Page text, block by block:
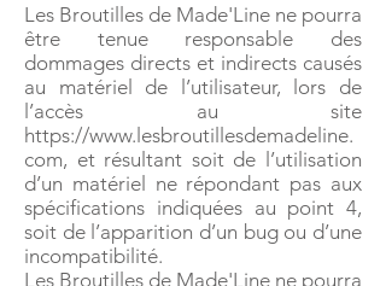
Les Broutilles de Made'Line ne pourra
être tenue responsable des
dommages directs et indirects causés
au matériel de l’utilisateur, lors de
l’accès au site
https://www.lesbroutillesdemadeline.
com, et résultant soit de l’utilisation
d’un matériel ne répondant pas aux
spécifications indiquées au point 4,
soit de l’apparition d’un bug ou d’une
incompatibilité.
Les Broutilles de Made'Line ne pourra